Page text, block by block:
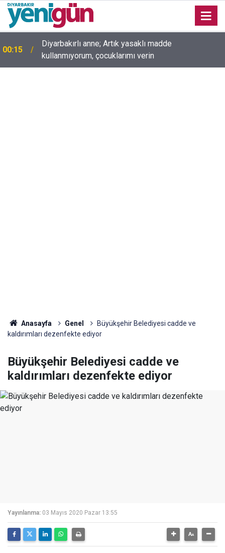
00:15
Diyarbakırlı anne; Artık yasaklı madde
kullanmıyorum, çocuklarımı verin
00:05 Mesut Çokur yazdı; Gelecek Yolda mı Kaldı?
Anasayfa Genel
Büyükşehir Belediyesi cadde ve
kaldırımları dezenfekte ediyor
Büyükşehir Belediyesi cadde ve
kaldırımları dezenfekte ediyor
Yayınlanma: 03 Mayıs 2020 Pazar 13:55